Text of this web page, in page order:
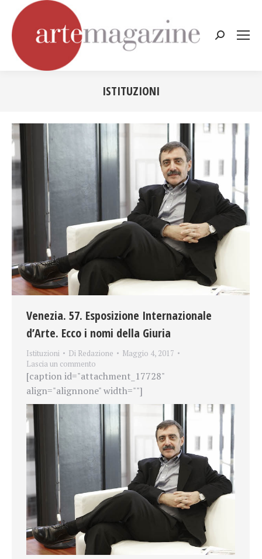
Cerca:
ISTITUZIONI
Venezia. 57. Esposizione Internazionale
d’Arte. Ecco i nomi della Giuria
Istituzioni Di Redazione
Maggio 4, 2017
Lascia un commento
[caption id="attachment_17728"
align="alignnone" width=""]